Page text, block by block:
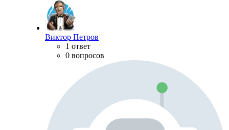
Виктор Петров
1 ответ
0 вопросов